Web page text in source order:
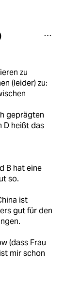
zu
(leider) zu:
geprägten
D heißt das
B hat eine
so.
ist
gut für den
(dass Frau
mir schon